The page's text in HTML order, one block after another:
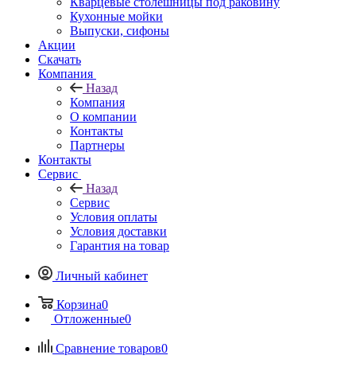
Кухонные мойки
Выпуски, сифоны
Акции
Скачать
Компания
Назад
Компания
О компании
Контакты
Партнеры
Контакты
Сервис
Назад
Сервис
Условия оплаты
Условия доставки
Гарантия на товар
Личный кабинет
Корзина0
Отложенные0
Сравнение товаров0